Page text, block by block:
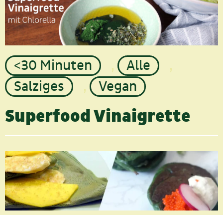
<30 Minuten , Alle
,
Salziges
, Vegan
Superfood Vinaigrette